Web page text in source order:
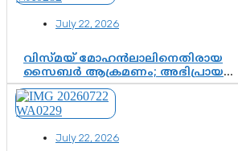
July 22, 2026
വിസ്മയ് മോഹൻലാലിനെതിരായ
സൈബർ ആക്രമണം; അഭിപ്രായ
സ്വാതന്ത്ര്യത്തെ നിശ്ശബ്ദമാക്കുന്ന
ഡിജിറ്റൽ ഗുണ്ടായിസത്തിന് അറുതി
വേണം
July 22, 2026